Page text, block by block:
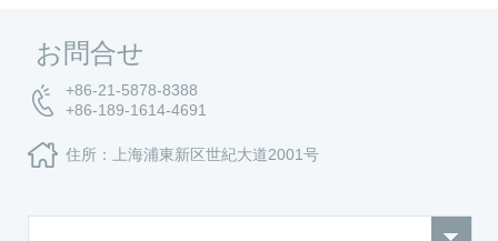
お問合せ
+86-21-5878-8388
+86-189-1614-4691
住所：上海浦東新区世紀大道2001号